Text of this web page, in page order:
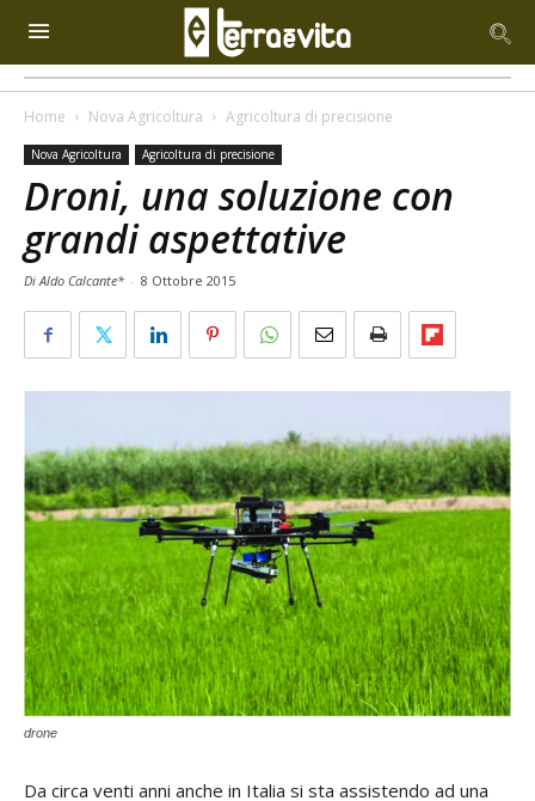
Home Nova Agricoltura Agricoltura di precisione
Nova Agricoltura Agricoltura di precisione
Droni, una soluzione con
grandi aspettative
Di Aldo Calcante* - 8 Ottobre 2015
drone
Da circa venti anni anche in Italia si sta assistendo ad una